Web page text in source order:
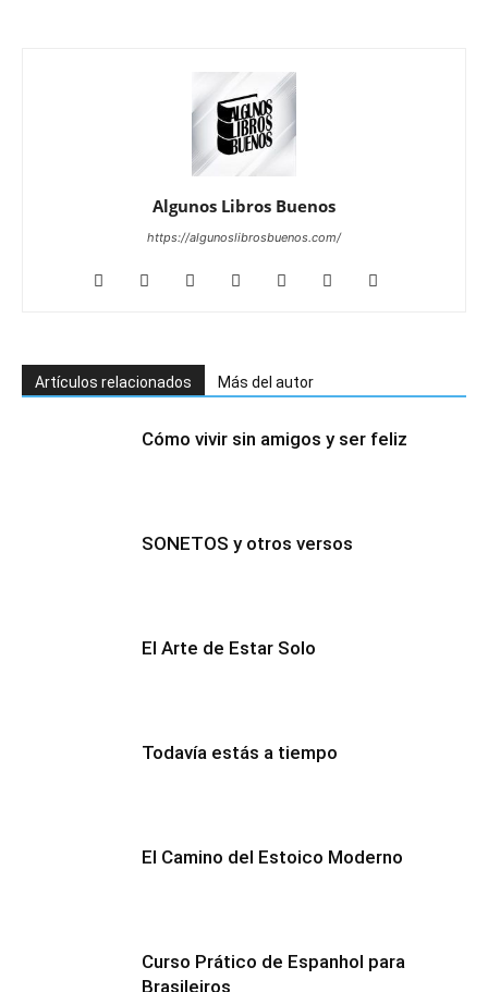
Algunos Libros Buenos
https://algunoslibrosbuenos.com/
Artículos relacionados Más del autor
Cómo vivir sin amigos y ser feliz
SONETOS y otros versos
El Arte de Estar Solo
Todavía estás a tiempo
El Camino del Estoico Moderno
Curso Prático de Espanhol para
Brasileiros